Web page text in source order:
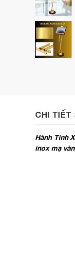
CHI TIẾT
Hành Tinh
inox mạ